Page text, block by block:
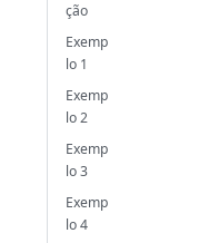
ção
Exemp
lo 1
Exemp
lo 2
Exemp
lo 3
Exemp
lo 4